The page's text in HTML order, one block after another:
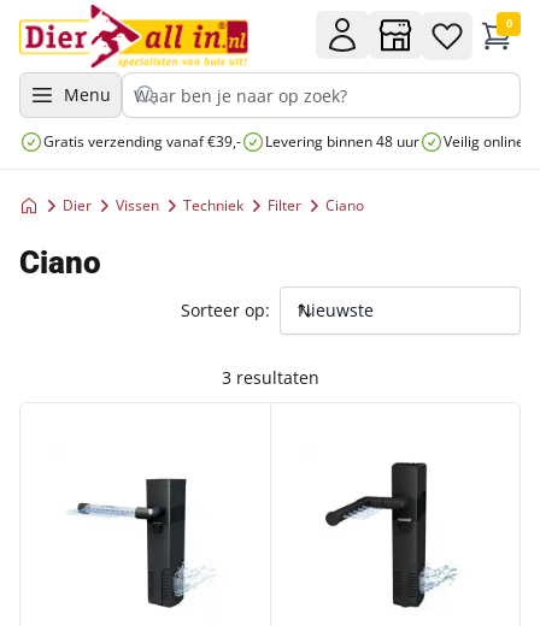
Menu
0
Gratis verzending vanaf €39,- Levering binnen 48 uur Veilig online
Dier Vissen Techniek Filter Ciano
Ciano
3 resultaten
Sorteer op: